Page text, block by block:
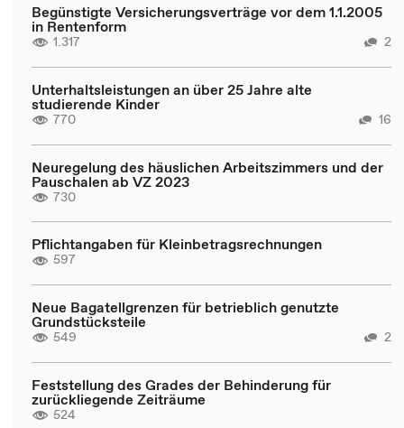
Begünstigte Versicherungsverträge vor dem 1.1.2005
in Rentenform
1.317 2
Unterhaltsleistungen an über 25 Jahre alte
studierende Kinder
770 16
Neuregelung des häuslichen Arbeitszimmers und der
Pauschalen ab VZ 2023
730
Pflichtangaben für Kleinbetragsrechnungen
597
Neue Bagatellgrenzen für betrieblich genutzte
Grundstücksteile
549 2
Feststellung des Grades der Behinderung für
zurückliegende Zeiträume
524